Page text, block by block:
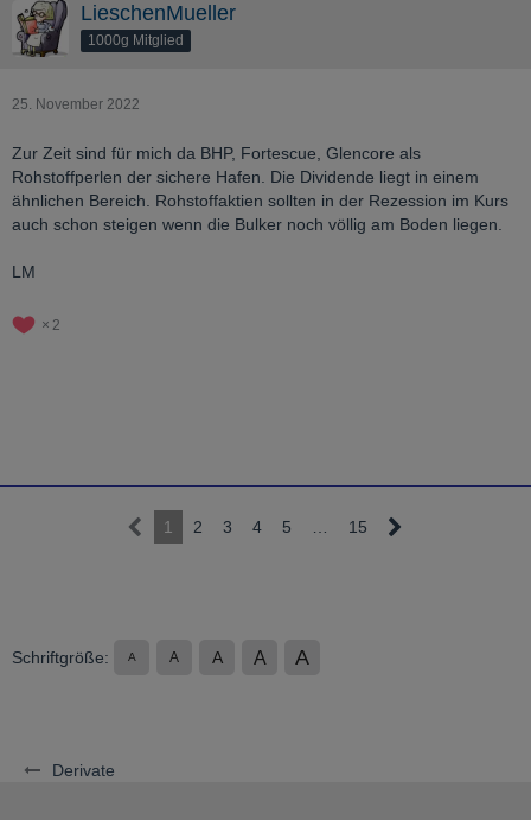
Derivate
LieschenMueller
1000g Mitglied
25. November 2022
Zur Zeit sind für mich da BHP, Fortescue, Glencore als
Rohstoffperlen der sichere Hafen. Die Dividende liegt in einem
ähnlichen Bereich. Rohstoffaktien sollten in der Rezession im Kurs
auch schon steigen wenn die Bulker noch völlig am Boden liegen.
LM
2
1 2 3 4 5 … 15
Schriftgröße: A A A A A